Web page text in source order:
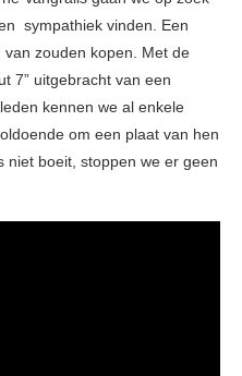
sympathiek vinden. Een
zouden kopen. Met de
7” uitgebracht van een
kennen we al enkele
om een plaat van hen
niet boeit, stoppen we er geen